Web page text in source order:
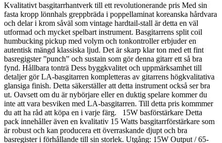
Kvalitativt basgitarrhantverk till ett revolutionerande pris Med sin
fasta kropp lönnhals greppbräda i poppellaminat koreanska hårdvara
och delar i krom såväl som vintage hardtail-stall är detta en väl
utformad och mycket spelbart instrument. Basgitarrens split coil
humbucking pickup med volym och tonkontroller erbjuder en
autentisk mängd klassiska ljud. Det är skarp klar ton med ett fint
basregigster ”punch” och sustain som gör denna gitarr ett så bra
fynd. Hållbara tonträ Dess byggkvalitet och uppmärksamhet till
detaljer gör LA-basgitarren kompletteras av gitarrens högkvalitativa
glansiga finish. Detta säkerställer att detta instrument också ser bra
ut. Oavsett om du är nybörjare eller en duktig spelare kommer du
inte att vara besviken med LA-basgitarren. Till detta pris kommmer
du att ha råd att köpa en i varje färg. 15W basförstärkare Detta
pack innehåller även en kvalitativ 15 Watts basgitarrförstärkare som
är robust och kan producera ett överraskande djupt och bra
basregister i förhållande till sin storlek. Utgång: 15W Output / 65-